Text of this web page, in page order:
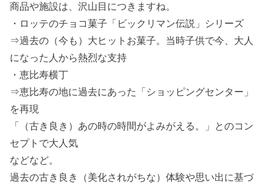
商品や施設は、沢山目につきますね。
・ロッテのチョコ菓子「ビックリマン伝説」シリーズ
⇒過去の（今も）大ヒットお菓子。当時子供で今、大人
になった人から熱烈な支持
・恵比寿横丁
⇒恵比寿の地に過去にあった「ショッピングセンター」
を再現
「（古き良き）あの時の時間がよみがえる。」とのコン
セプトで大人気
などなど。
過去の古き良き（美化されがちな）体験や思い出に基づ